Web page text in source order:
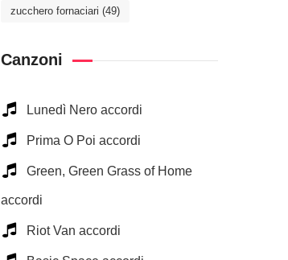
zucchero fornaciari (49)
Canzoni
Lunedì Nero accordi
Prima O Poi accordi
Green, Green Grass of Home
accordi
Riot Van accordi